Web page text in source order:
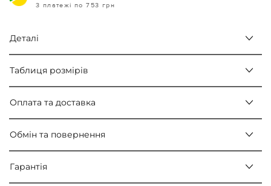
3 платежі по 753 грн
Деталі
Таблиця розмірів
Оплата та доставка
Обмін та повернення
Гарантія